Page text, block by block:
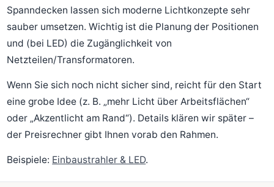
Spanndecken lassen sich moderne Lichtkonzepte sehr
sauber umsetzen. Wichtig ist die Planung der Positionen
und (bei LED) die Zugänglichkeit von
Netzteilen/Transformatoren.
Wenn Sie sich noch nicht sicher sind, reicht für den Start
eine grobe Idee (z. B. „mehr Licht über Arbeitsflächen“
oder „Akzentlicht am Rand“). Details klären wir später –
der Preisrechner gibt Ihnen vorab den Rahmen.
Beispiele: Einbaustrahler & LED.